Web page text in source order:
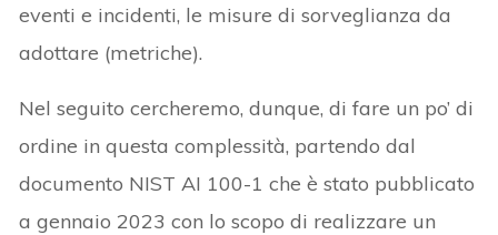
eventi e incidenti, le misure di sorveglianza da
adottare (metriche).
Nel seguito cercheremo, dunque, di fare un po’ di
ordine in questa complessità, partendo dal
documento NIST AI 100-1 che è stato pubblicato
a gennaio 2023 con lo scopo di realizzare un